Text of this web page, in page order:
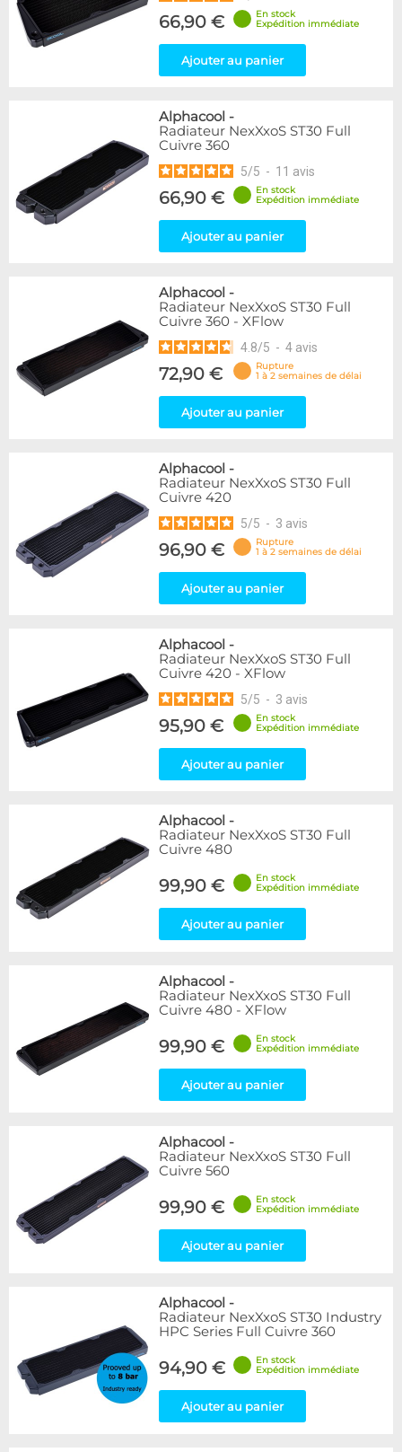
66,90 €
En stock
Expédition immédiate
Ajouter au panier
Alphacool -
Radiateur NexXxoS ST30 Full
Cuivre 360
5/5 - 11 avis
66,90 €
En stock
Expédition immédiate
Ajouter au panier
Alphacool -
Radiateur NexXxoS ST30 Full
Cuivre 360 - XFlow
4.8/5 - 4 avis
72,90 €
Rupture
1 à 2 semaines de délai
Ajouter au panier
Alphacool -
Radiateur NexXxoS ST30 Full
Cuivre 420
5/5 - 3 avis
96,90 €
Rupture
1 à 2 semaines de délai
Ajouter au panier
Alphacool -
Radiateur NexXxoS ST30 Full
Cuivre 420 - XFlow
5/5 - 3 avis
95,90 €
En stock
Expédition immédiate
Ajouter au panier
Alphacool -
Radiateur NexXxoS ST30 Full
Cuivre 480
99,90 €
En stock
Expédition immédiate
Ajouter au panier
Alphacool -
Radiateur NexXxoS ST30 Full
Cuivre 480 - XFlow
99,90 €
En stock
Expédition immédiate
Ajouter au panier
Alphacool -
Radiateur NexXxoS ST30 Full
Cuivre 560
99,90 €
En stock
Expédition immédiate
Ajouter au panier
Alphacool -
Radiateur NexXxoS ST30 Industry
HPC Series Full Cuivre 360
94,90 €
En stock
Expédition immédiate
Ajouter au panier